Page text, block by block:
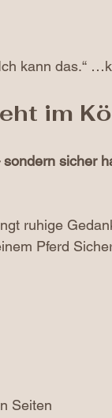
kann das.“
im
sicher
ruhige
Pferd
Seiten